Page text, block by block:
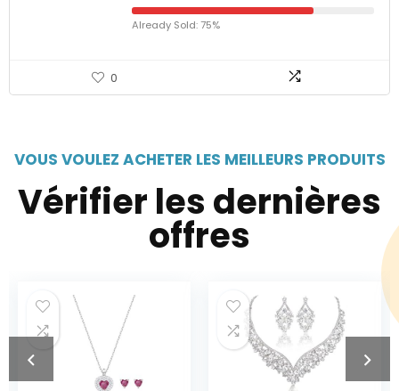
Already Sold: 75%
0
VOUS VOULEZ ACHETER LES MEILLEURS PRODUITS
Vérifier les dernières
offres